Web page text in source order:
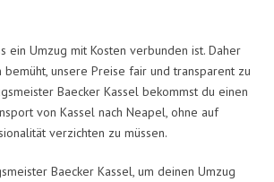
ein Umzug mit Kosten verbunden ist. Daher
unsere Preise fair und transparent zu
Baecker Kassel bekommst du einen
von Kassel nach Neapel, ohne auf
verzichten zu müssen.
Baecker Kassel, um deinen Umzug